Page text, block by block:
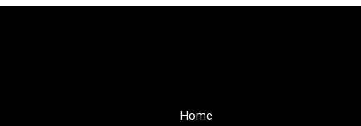
Home